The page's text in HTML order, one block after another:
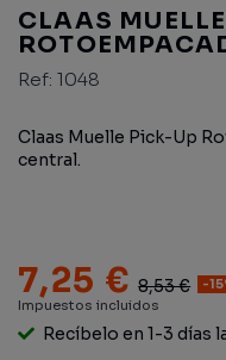
CLAAS
Ref: 1048
Claas Muelle Pick-Up
central.
7,25 € 8,53 € -
Impuestos incluidos
Recíbelo en 1-3 días